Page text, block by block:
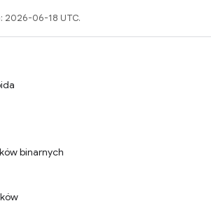
2026-06-18 UTC.
binarnych